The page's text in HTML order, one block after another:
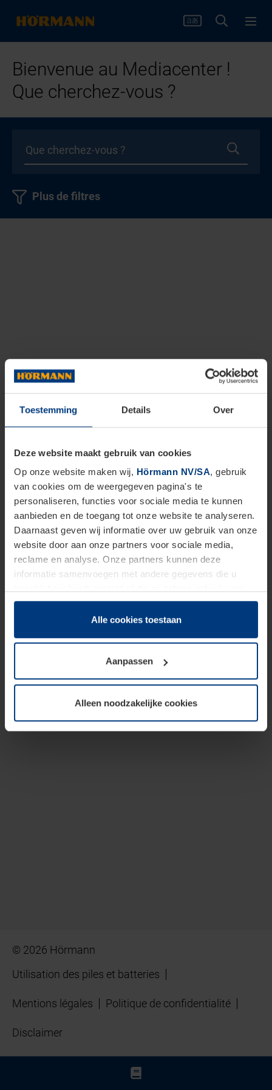
Toestemming Details Over
Deze website maakt gebruik van cookies
Op onze website maken wij, Hörmann NV/SA, gebruik
van cookies om de weergegeven pagina's te
personaliseren, functies voor sociale media te kunnen
aanbieden en de toegang tot onze website te analyseren.
Daarnaast geven wij informatie over uw gebruik van onze
website door aan onze partners voor sociale media,
reclame en analyse. Onze partners kunnen deze
informatie samenvoegen met andere gegevens die u
hun diensten hebben verzameld.
Juridisch hebben wij het recht om cookies op uw
van deze pagina's absoluut vereist is. Voor alle andere
soorten cookies is uw toestemming benodigd. Uw
toestemming kunt u op elk moment bij de uitleg van de
wijzigen of herroepen.
Alle cookies toestaan
Aanpassen
Alleen noodzakelijke cookies
Bienvenue au Mediacenter !
Que cherchez-vous ?
Plus de filtres
© 2026 Hörmann
Utilisation des piles et batteries
Mentions légales Politique de confidentialité
Disclaimer